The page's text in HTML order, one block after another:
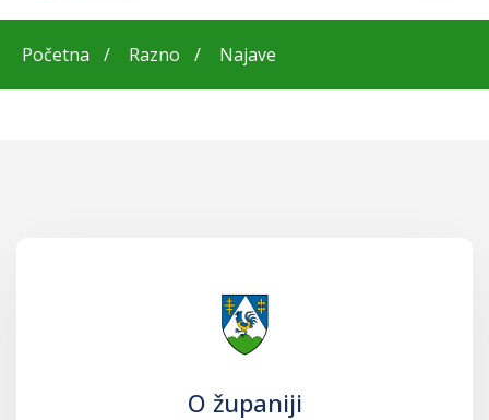
Početna Razno Najave
O županiji